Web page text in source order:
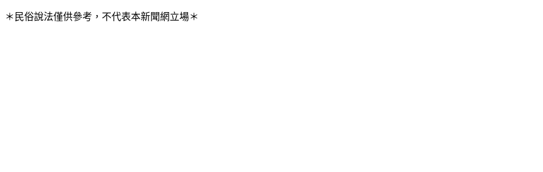
＊民俗說法僅供參考，不代表本新聞網立場＊